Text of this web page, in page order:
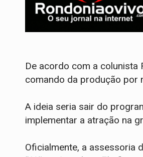
De acordo com a colunista
comando da produção por
A ideia seria sair do
implementar a atração na
Oficialmente, a assessoria